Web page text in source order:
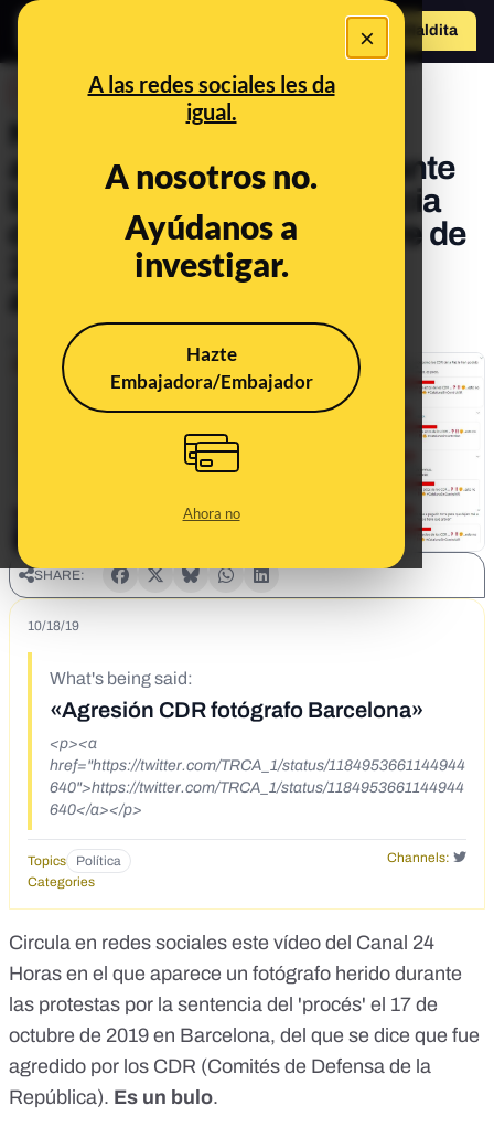
×
A las redes sociales les da
igual.
A nosotros no.
Ayúdanos a
investigar.
Hazte
Embajadora/Embajador
Ahora no
Hazte Maldita
No, el fotógrafo herido que
aparece en este vídeo durante
las protestas por la sentencia
del 'procés' el 18 de octubre de
2019 en Barcelona no fue
Publicado el
SHARE:
10/18/19
What's being said:
«Agresión CDR fotógrafo Barcelona»
<p><a
href="https://twitter.com/TRCA_1/status/1184953661144944
640">https://twitter.com/TRCA_1/status/1184953661144944
640</a></p>
Topics Política
Channels:
Categories
Circula en redes sociales este vídeo del Canal 24
Horas en el que aparece un fotógrafo herido durante
las protestas por la sentencia del 'procés' el 17 de
octubre de 2019 en Barcelona, del que se dice que fue
agredido por los CDR (Comités de Defensa de la
República). Es un bulo.